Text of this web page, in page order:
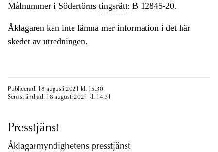
Målnummer i Södertörns tingsrätt: B 12845-20.
Åklagaren kan inte lämna mer information i det här
skedet av utredningen.
Publicerad: 18 augusti 2021 kl. 15.30
Senast ändrad: 18 augusti 2021 kl. 14.31
Presstjänst
Åklagarmyndighetens presstjänst